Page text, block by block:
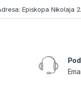
Episkopa Nikolaja